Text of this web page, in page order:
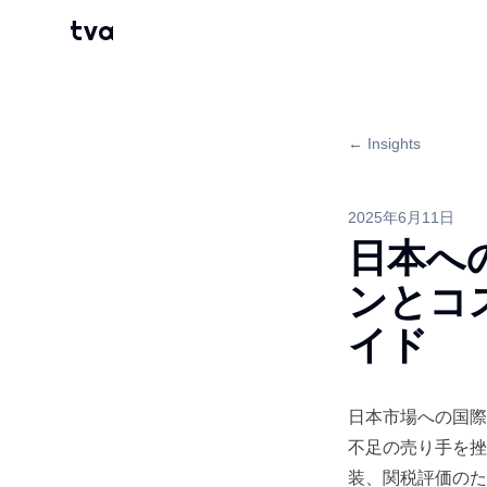
tva
← Insights
2025年6月11日
日本へ
ンとコ
イド
日本市場への国
不足の売り手を
装、関税評価の